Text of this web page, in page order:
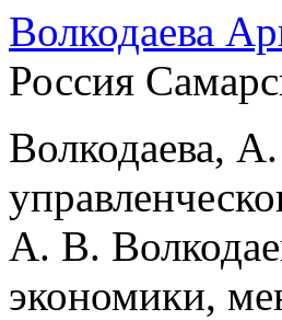
Волкодаева
Россия
Волкодаева,
А. В.
экономики,